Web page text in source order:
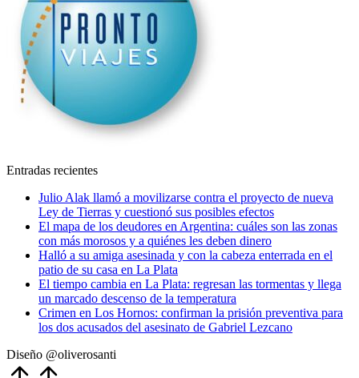
Entradas recientes
Julio Alak llamó a movilizarse contra el proyecto de nueva
Ley de Tierras y cuestionó sus posibles efectos
El mapa de los deudores en Argentina: cuáles son las zonas
con más morosos y a quiénes les deben dinero
Halló a su amiga asesinada y con la cabeza enterrada en el
patio de su casa en La Plata
El tiempo cambia en La Plata: regresan las tormentas y llega
un marcado descenso de la temperatura
Crimen en Los Hornos: confirman la prisión preventiva para
los dos acusados del asesinato de Gabriel Lezcano
Diseño @oliverosanti